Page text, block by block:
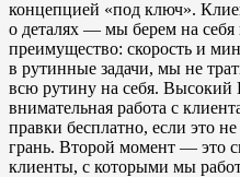
концепцией «под ключ».
о деталях — мы берем на себя
преимущество: скорость и
в рутинные задачи, мы не
всю рутину на себя. Высокий
внимательная работа с
правки бесплатно, если это
грань. Второй момент — это
клиенты, с которыми мы